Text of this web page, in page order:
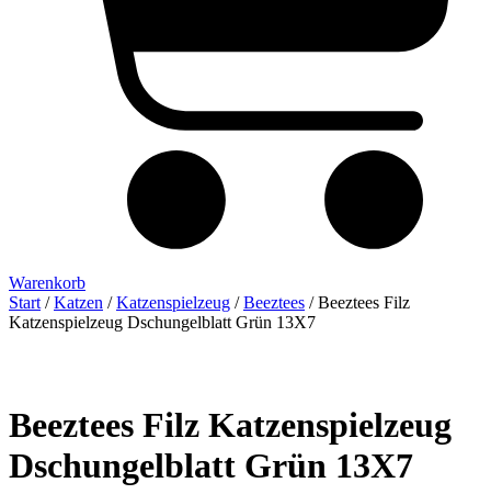
Warenkorb
Start /Katzen /Katzenspielzeug /Beeztees / Beeztees Filz
Katzenspielzeug Dschungelblatt Grün 13X7
Beeztees Filz Katzenspielzeug
Dschungelblatt Grün 13X7